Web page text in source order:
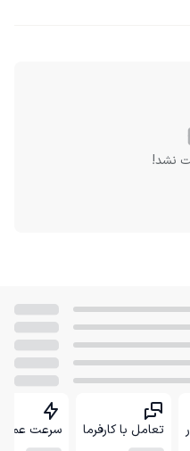
نشد!
تعامل با کارفرما سرعت عمل